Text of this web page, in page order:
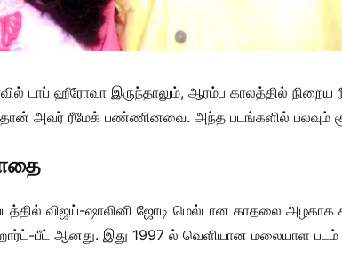
டாப் ஹீரோவா இருந்தாலும், ஆரம்ப காலத்தில் நிறைய
அவர் ரீமேக் பண்ணினவை. அந்த படங்களில் பலவும்
விஜய்-ஷாலினி ஜோடி மெல்டான காதலை
பீட் ஆனது. இது 1997 ல் வெளியான மலையாள படம்